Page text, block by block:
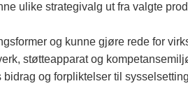
ulike strategivalg ut fra valgte
og kunne gjøre rede for
støtteapparat og
bidrag og forpliktelser til